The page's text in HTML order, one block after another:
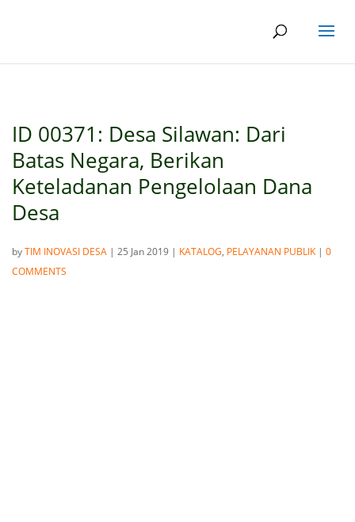
ID 00371: Desa Silawan: Dari
Batas Negara, Berikan
Keteladanan Pengelolaan Dana
Desa
byTIM INOVASI DESA | 25 Jan 2019 | KATALOG, PELAYANAN PUBLIK | 0
COMMENTS